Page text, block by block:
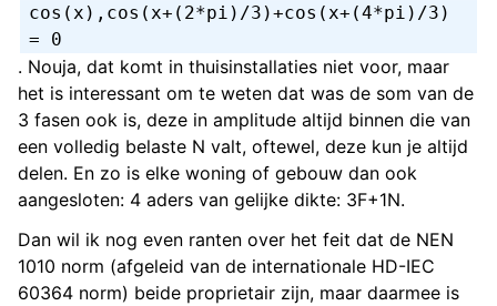
cos(x),cos(x+(2*pi)/3)+cos(x+(4*pi)/3)
= 0
. Nouja, dat komt in thuisinstallaties niet voor, maar
het is interessant om te weten dat was de som van de
3 fasen ook is, deze in amplitude altijd binnen die van
een volledig belaste N valt, oftewel, deze kun je altijd
delen. En zo is elke woning of gebouw dan ook
aangesloten: 4 aders van gelijke dikte: 3F+1N.
Dan wil ik nog even ranten over het feit dat de NEN
1010 norm (afgeleid van de internationale HD-IEC
60364 norm) beide proprietair zijn, maar daarmee is